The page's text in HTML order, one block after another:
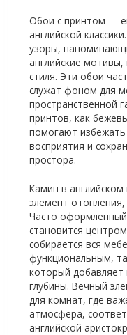
Обои с принтом —
английской
узоры,
английские
стиля. Эти обои
служат фоном для
пространственной
принтов, как
помогают избежать
восприятия и
простора.
Камин в
элемент
Часто
становится
собирается вся
функциональным,
который добавляет
глубины. Вечный
для комнат, где
атмосфера,
английской